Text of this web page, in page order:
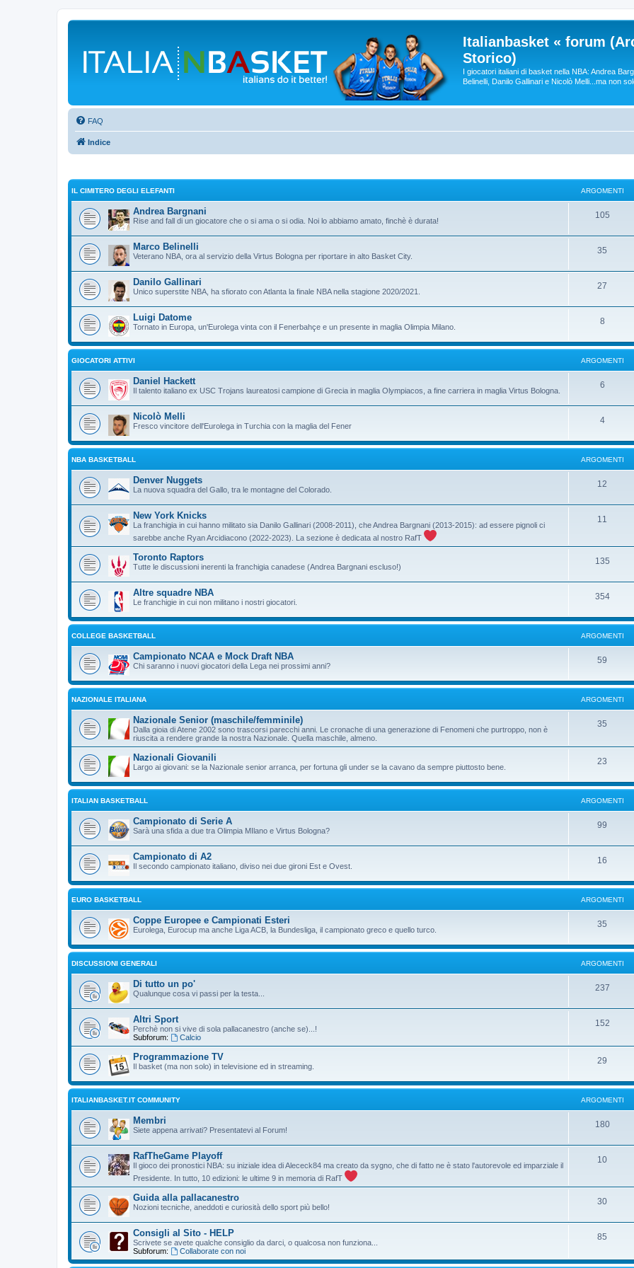
Italianbasket « forum
Storico)
I giocatori italiani di basket nella NBA: Andrea
Belinelli, Danilo Gallinari e Nicolò Melli...ma non
FAQ
Indice
IL CIMITERO DEGLI ELEFANTI ARGOMENTI
Andrea Bargnani
Rise and fall di un giocatore che o si ama o si odia. Noi lo abbiamo amato, finchè è durata!
105
Marco Belinelli
Veterano NBA, ora al servizio della Virtus Bologna per riportare in alto Basket City.
35
Danilo Gallinari
Unico superstite NBA, ha sfiorato con Atlanta la finale NBA nella stagione 2020/2021.
27
Luigi Datome
Tornato in Europa, un'Eurolega vinta con il Fenerbahçe e un presente in maglia Olimpia Milano.
8
GIOCATORI ATTIVI ARGOMENTI
Daniel Hackett
Il talento italiano ex USC Trojans laureatosi campione di Grecia in maglia Olympiacos, a fine carriera in maglia Virtus Bologna.
6
Nicolò Melli
Fresco vincitore dell'Eurolega in Turchia con la maglia del Fener
4
NBA BASKETBALL ARGOMENTI
Denver Nuggets
La nuova squadra del Gallo, tra le montagne del Colorado.
12
New York Knicks
La franchigia in cui hanno militato sia Danilo Gallinari (2008-2011), che Andrea Bargnani (2013-2015): ad essere pignoli ci
sarebbe anche Ryan Arcidiacono (2022-2023). La sezione è dedicata al nostro RafT
11
Toronto Raptors
Tutte le discussioni inerenti la franchigia canadese (Andrea Bargnani escluso!)
135
Altre squadre NBA
Le franchigie in cui non militano i nostri giocatori.
354
COLLEGE BASKETBALL ARGOMENTI
Campionato NCAA e Mock Draft NBA
Chi saranno i nuovi giocatori della Lega nei prossimi anni?
59
NAZIONALE ITALIANA ARGOMENTI
Nazionale Senior (maschile/femminile)
Dalla gioia di Atene 2002 sono trascorsi parecchi anni. Le cronache di una generazione di Fenomeni che purtroppo, non è
riuscita a rendere grande la nostra Nazionale. Quella maschile, almeno.
35
Nazionali Giovanili
Largo ai giovani: se la Nazionale senior arranca, per fortuna gli under se la cavano da sempre piuttosto bene.
23
ITALIAN BASKETBALL ARGOMENTI
Campionato di Serie A
Sarà una sfida a due tra Olimpia MIlano e Virtus Bologna?
99
Campionato di A2
Il secondo campionato italiano, diviso nei due gironi Est e Ovest.
16
EURO BASKETBALL ARGOMENTI
Coppe Europee e Campionati Esteri
Eurolega, Eurocup ma anche Liga ACB, la Bundesliga, il campionato greco e quello turco.
35
DISCUSSIONI GENERALI ARGOMENTI
Di tutto un po'
Qualunque cosa vi passi per la testa...
237
Altri Sport
Perchè non si vive di sola pallacanestro (anche se)...!
Subforum:
Calcio
152
Programmazione TV
Il basket (ma non solo) in televisione ed in streaming.
29
ITALIANBASKET.IT COMMUNITY ARGOMENTI
Membri
Siete appena arrivati? Presentatevi al Forum!
180
RafTheGame Playoff
Il gioco dei pronostici NBA: su iniziale idea di Alececk84 ma creato da sygno, che di fatto ne è stato l'autorevole ed imparziale il
Presidente. In tutto, 10 edizioni: le ultime 9 in memoria di RafT
10
Guida alla pallacanestro
Nozioni tecniche, aneddoti e curiosità dello sport più bello!
30
Consigli al Sito - HELP
Scrivete se avete qualche consiglio da darci, o qualcosa non funziona...
Subforum:
Collaborate con noi
85